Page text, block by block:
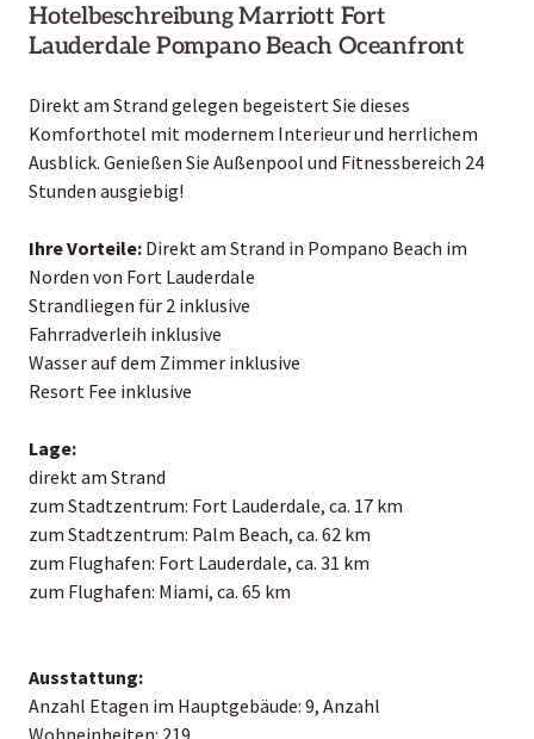
Hotelbeschreibung Marriott Fort
Lauderdale Pompano Beach Oceanfront
Direkt am Strand gelegen begeistert Sie dieses
Komforthotel mit modernem Interieur und herrlichem
Ausblick. Genießen Sie Außenpool und Fitnessbereich 24
Stunden ausgiebig!
Ihre Vorteile: Direkt am Strand in Pompano Beach im
Norden von Fort Lauderdale
Strandliegen für 2 inklusive
Fahrradverleih inklusive
Wasser auf dem Zimmer inklusive
Resort Fee inklusive
Lage:
direkt am Strand
zum Stadtzentrum: Fort Lauderdale, ca. 17 km
zum Stadtzentrum: Palm Beach, ca. 62 km
zum Flughafen: Fort Lauderdale, ca. 31 km
zum Flughafen: Miami, ca. 65 km
Ausstattung:
Anzahl Etagen im Hauptgebäude: 9, Anzahl
Wohneinheiten: 219